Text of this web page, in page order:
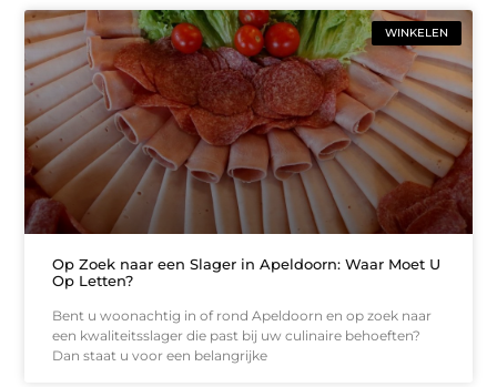
WINKELEN
Op Zoek naar een Slager in Apeldoorn: Waar Moet U
Op Letten?
Bent u woonachtig in of rond Apeldoorn en op zoek naar
een kwaliteitsslager die past bij uw culinaire behoeften?
Dan staat u voor een belangrijke